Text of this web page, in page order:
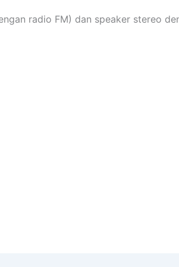
radio FM) dan speaker stereo